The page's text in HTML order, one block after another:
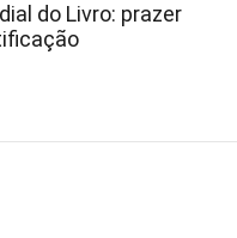
do Livro: prazer